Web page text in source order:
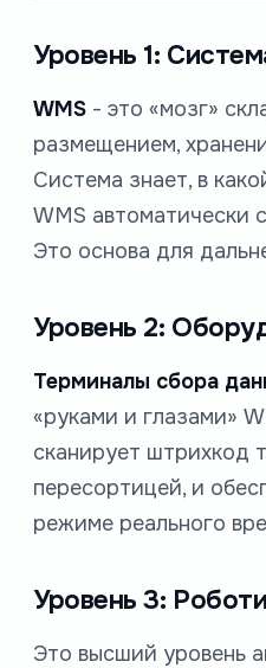
Уровень 1:
WMS - это «мозг»
размещением,
Система знает, в
WMS автоматически
Это основа для
Уровень 2:
Терминалы сбора
«руками и глазами»
сканирует штрихкод
пересортицей, и
режиме реального
Уровень 3:
Это высший уровень